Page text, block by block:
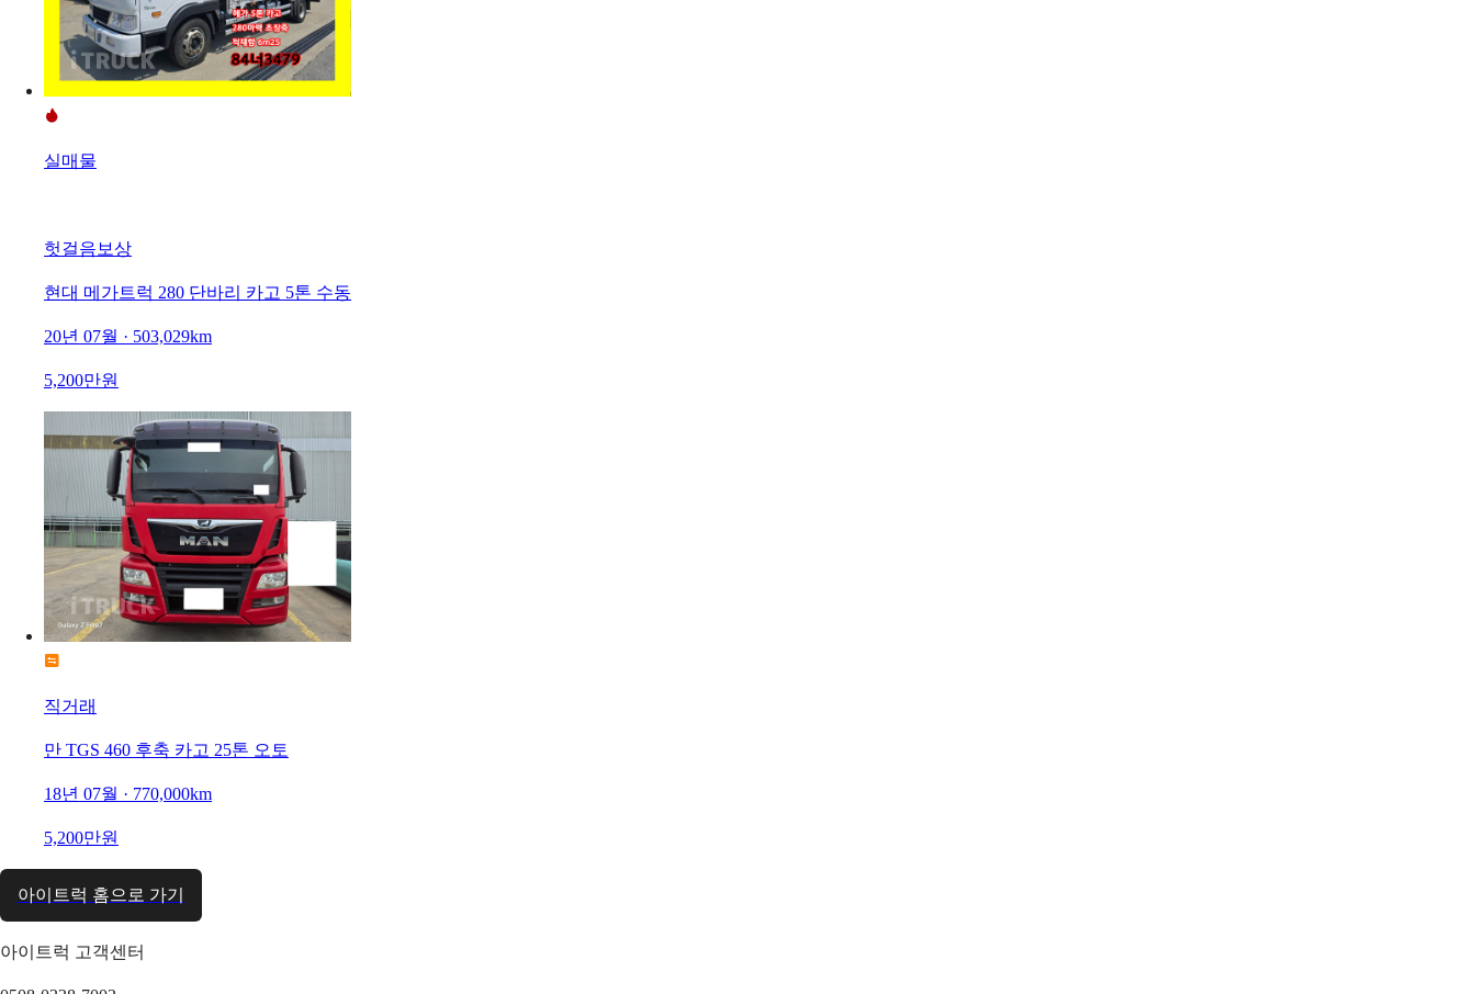
실매물
헛걸음보상
현대 메가트럭 280 단바리 카고 5톤 수동
20년 07월 · 503,029km
5,200만원
직거래
만 TGS 460 후축 카고 25톤 오토
18년 07월 · 770,000km
5,200만원
아이트럭 홈으로 가기
아이트럭 고객센터